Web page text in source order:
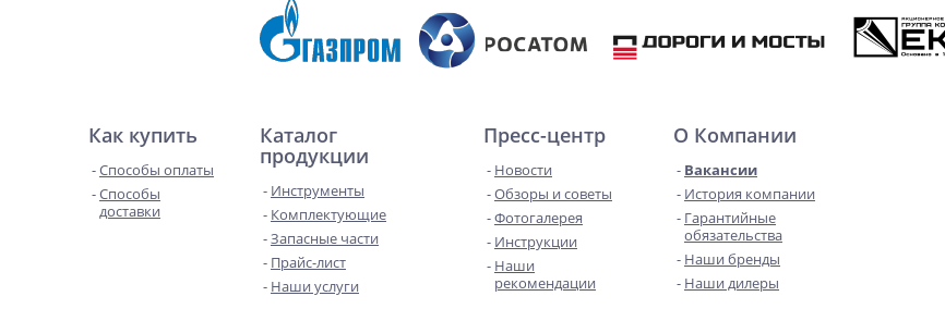
Как купить
Способы оплаты
Способы
доставки
Каталог
продукции
Инструменты
Комплектующие
Запасные части
Прайс-лист
Наши услуги
Пресс-центр
Новости
Обзоры и советы
Фотогалерея
Инструкции
Наши
рекомендации
О Компании
Вакансии
История компании
Гарантийные
обязательства
Наши бренды
Наши дилеры